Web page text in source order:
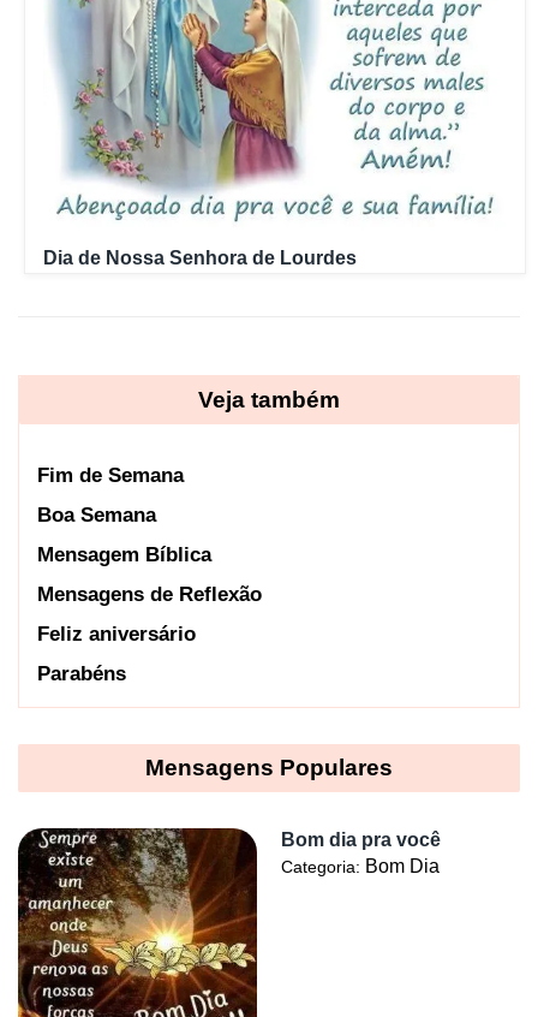
Dia de Nossa Senhora de Lourdes
Veja também
Fim de Semana
Boa Semana
Mensagem Bíblica
Mensagens de Reflexão
Feliz aniversário
Parabéns
Mensagens Populares
Bom dia pra você
Categoria: Bom Dia